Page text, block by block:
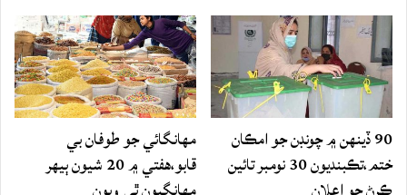
90 ڏينهن ۾ چونڊن جو امڪان
ختم،تڪبنديون 30 نومبر تائين
مهانگائي جو طوفان بي
قابو،هفتي ۾ 20 شيون ٻيهر